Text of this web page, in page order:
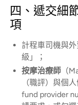
四、遞交細
項
計程車司機與
級」；
按摩治療師 （
（職評）與個
fund provider